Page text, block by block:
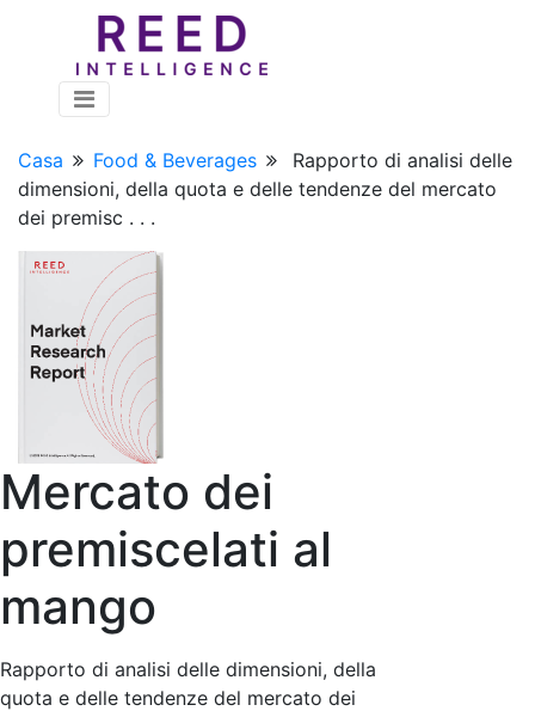
Casa Food & Beverages
Rapporto di analisi delle
dimensioni, della quota e delle tendenze del mercato
dei premisc . . .
Mercato dei
premiscelati al
mango
Rapporto di analisi delle dimensioni, della
quota e delle tendenze del mercato dei